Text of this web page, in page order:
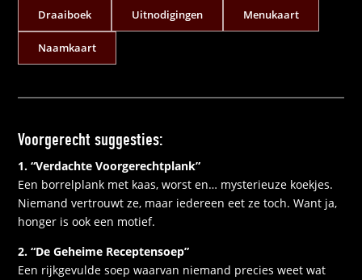
Draaiboek Uitnodigingen Menukaart
Naamkaart
Voorgerecht suggesties:
1. “Verdachte Voorgerechtplank”
Een borrelplank met kaas, worst en… mysterieuze koekjes.
Niemand vertrouwt ze, maar iedereen eet ze toch. Want ja,
honger is ook een motief.
2. “De Geheime Receptensoep”
Een rijkgevulde soep waarvan niemand precies weet wat